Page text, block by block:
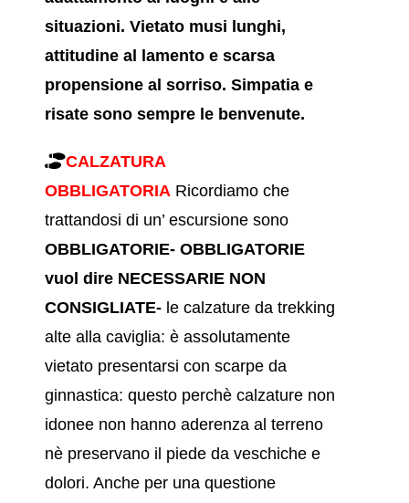
situazioni. Vietato musi lunghi,
attitudine al lamento e scarsa
propensione al sorriso. Simpatia e
risate sono sempre le benvenute.
CALZATURA
OBBLIGATORIA Ricordiamo che
trattandosi di un’ escursione sono
OBBLIGATORIE- OBBLIGATORIE
vuol dire NECESSARIE NON
CONSIGLIATE- le calzature da trekking
alte alla caviglia: è assolutamente
vietato presentarsi con scarpe da
ginnastica: questo perchè calzature non
idonee non hanno aderenza al terreno
nè preservano il piede da veschiche e
dolori. Anche per una questione